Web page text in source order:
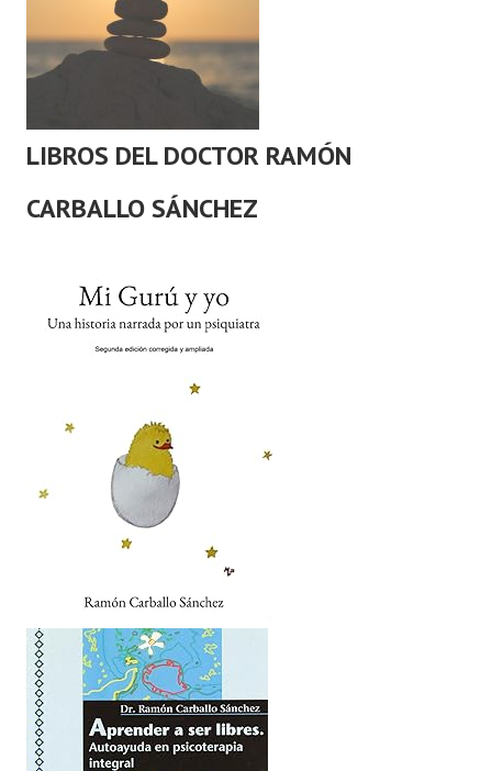
LIBROS DEL DOCTOR RAMÓN
CARBALLO SÁNCHEZ